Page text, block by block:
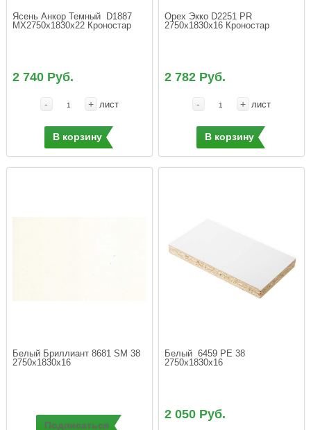
Ясень Анкор Темный  D1887
MX2750х1830х22 Кроностар
2 740 Руб.
- + лист
В корзину
Орех Экко D2251 PR
2750x1830x16 Кроностар
2 782 Руб.
- + лист
В корзину
Белый Бриллиант 8681 SM 38
2750х1830х16
Подписаться
Белый  6459 PE 38
2750х1830х16
2 050 Руб.